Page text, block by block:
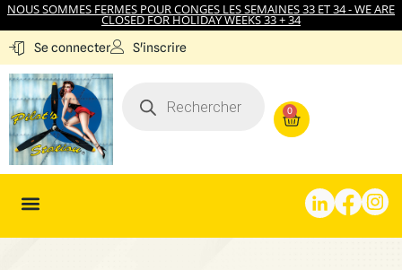
NOUS SOMMES FERMES POUR CONGES LES SEMAINES 33 ET 34 - WE ARE
CLOSED FOR HOLIDAY WEEKS 33 + 34
Se connecter S'inscrire
0